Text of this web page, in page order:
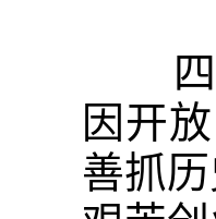
四
因开
善抓